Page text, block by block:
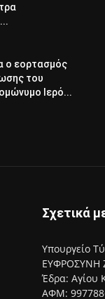
ο εορτασμός
του
Ιερό...
Σχετικά
Υπουργείο
ΕΥΦΡΟΣΥΝΗ
Έδρα: Αγίου
ΑΦΜ: